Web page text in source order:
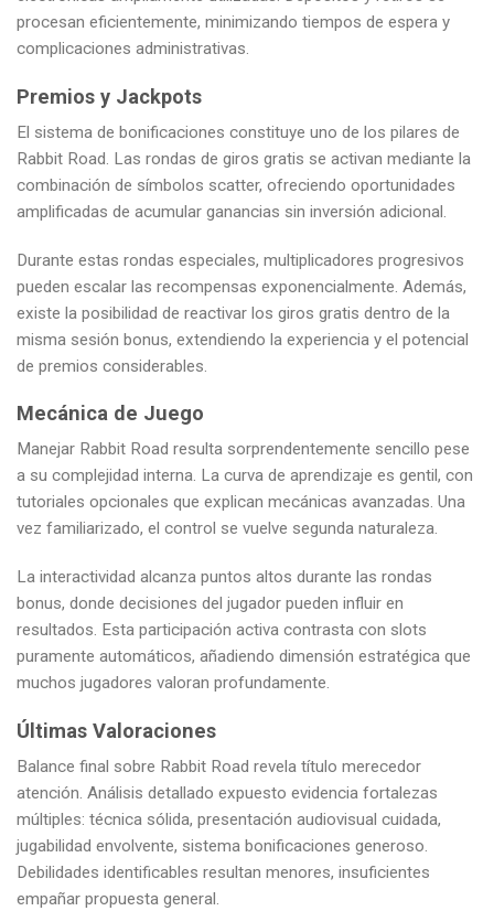
procesan eficientemente, minimizando tiempos de espera y
complicaciones administrativas.
Premios y Jackpots
El sistema de bonificaciones constituye uno de los pilares de
Rabbit Road. Las rondas de giros gratis se activan mediante la
combinación de símbolos scatter, ofreciendo oportunidades
amplificadas de acumular ganancias sin inversión adicional.
Durante estas rondas especiales, multiplicadores progresivos
pueden escalar las recompensas exponencialmente. Además,
existe la posibilidad de reactivar los giros gratis dentro de la
misma sesión bonus, extendiendo la experiencia y el potencial
de premios considerables.
Mecánica de Juego
Manejar Rabbit Road resulta sorprendentemente sencillo pese
a su complejidad interna. La curva de aprendizaje es gentil, con
tutoriales opcionales que explican mecánicas avanzadas. Una
vez familiarizado, el control se vuelve segunda naturaleza.
La interactividad alcanza puntos altos durante las rondas
bonus, donde decisiones del jugador pueden influir en
resultados. Esta participación activa contrasta con slots
puramente automáticos, añadiendo dimensión estratégica que
muchos jugadores valoran profundamente.
Últimas Valoraciones
Balance final sobre Rabbit Road revela título merecedor
atención. Análisis detallado expuesto evidencia fortalezas
múltiples: técnica sólida, presentación audiovisual cuidada,
jugabilidad envolvente, sistema bonificaciones generoso.
Debilidades identificables resultan menores, insuficientes
empañar propuesta general.